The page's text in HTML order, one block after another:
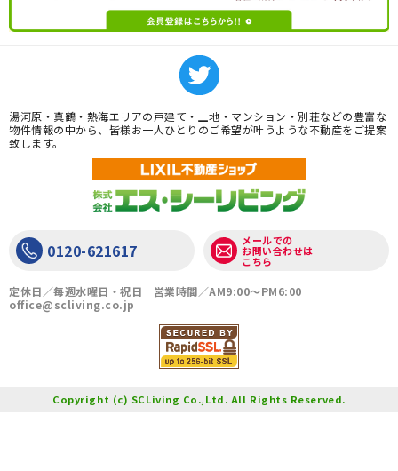
湯河原・真鶴・熱海エリアの戸建て・土地・マンション・別荘などの豊富な
物件情報の中から、皆様お一人ひとりのご希望が叶うような不動産をご提案
致します。
0120-621617 メールでの
お問い合わせは
こちら
定休日／毎週水曜日・祝日 営業時間／AM9:00〜PM6:00
office@scliving.co.jp
Copyright (c) SCLiving Co.,Ltd. All Rights Reserved.